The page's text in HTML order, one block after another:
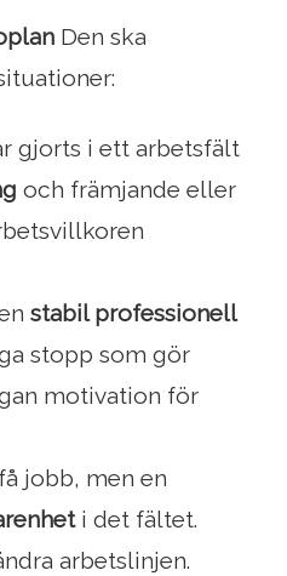
Den ska
gjorts i ett arbetsfält
och främjande eller
stabil professionell
stopp som gör
motivation för
jobb, men en
i det fältet.
arbetslinjen.